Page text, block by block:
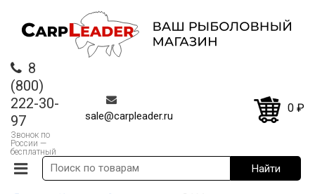
8
(800)
222-30-
97
Звонок по
России —
бесплатный
sale@carpleader.ru
0 ₽